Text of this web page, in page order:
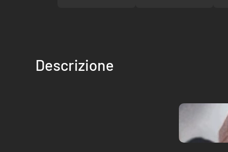
Descrizione